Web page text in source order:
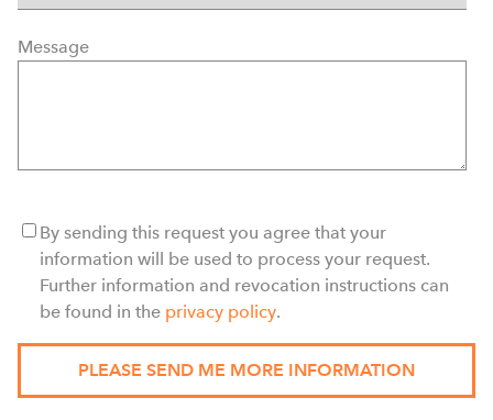
Message
By sending this request you agree that your
information will be used to process your request.
Further information and revocation instructions can
be found in the privacy policy.